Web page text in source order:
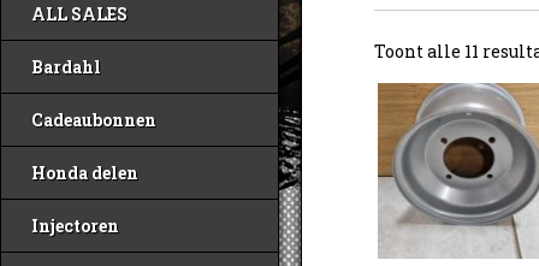
ALL SALES
Bardahl
Cadeaubonnen
Honda delen
Injectoren
Toont alle 11